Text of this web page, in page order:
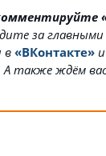
за
в «ВКонтакте» и
А также ждём